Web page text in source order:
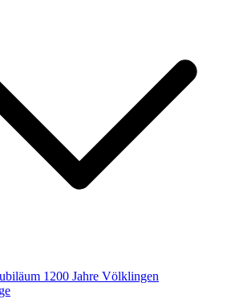
1200 Jahre Völklingen